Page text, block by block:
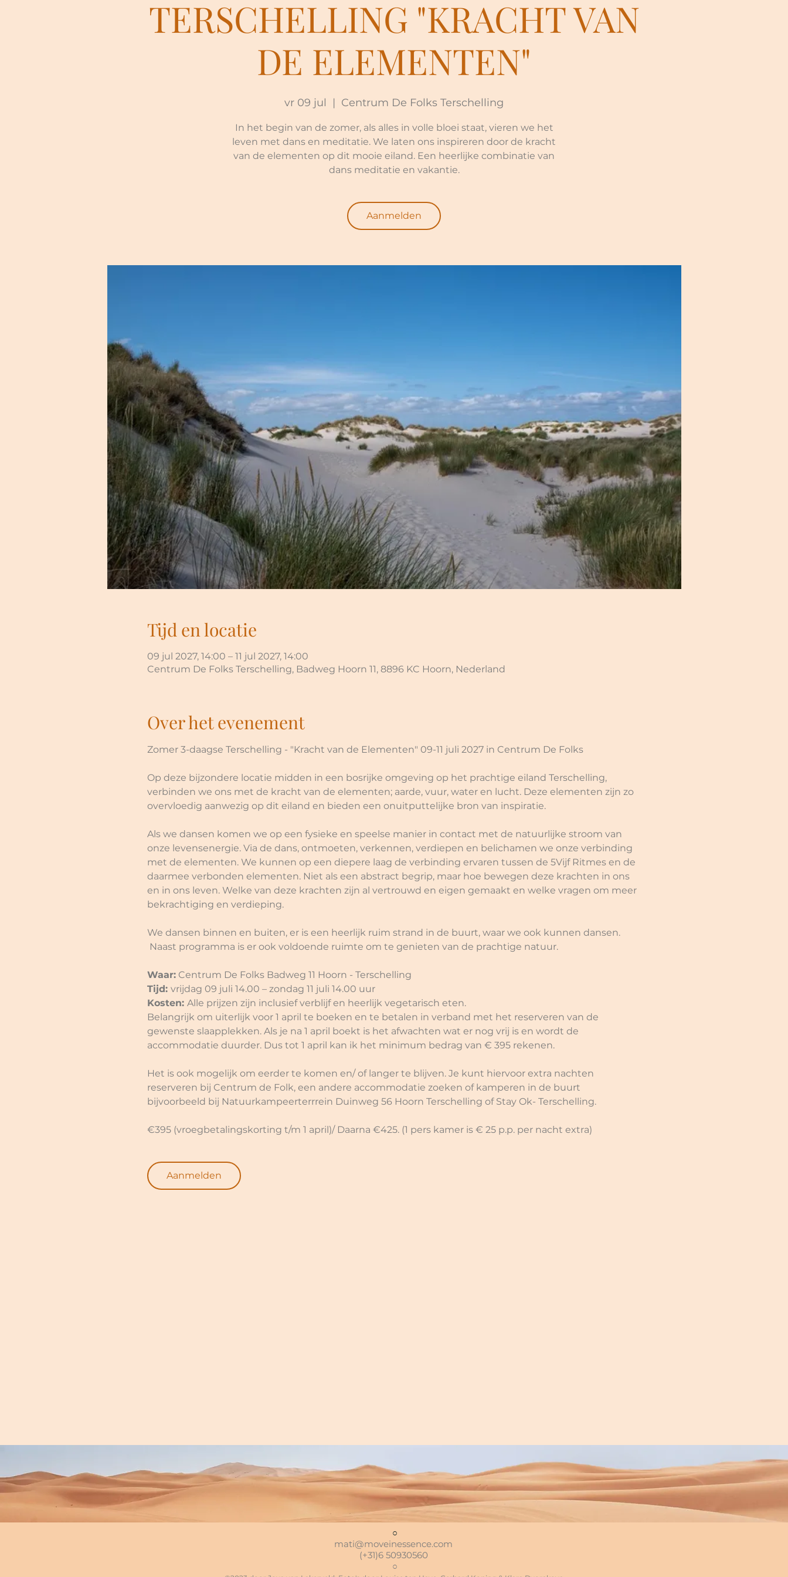
TERSCHELLING "KRACHT VAN
DE ELEMENTEN"
vr 09 jul
  |
Centrum De Folks Terschelling
In het begin van de zomer, als alles in volle bloei staat, vieren we het
leven met dans en meditatie. We laten ons inspireren door de kracht
van de elementen op dit mooie eiland. Een heerlijke combinatie van
dans meditatie en vakantie.
Aanmelden
Tijd en locatie
09 jul 2027, 14:00 – 11 jul 2027, 14:00
Centrum De Folks Terschelling, Badweg Hoorn 11, 8896 KC Hoorn, Nederland
Over het evenement
Zomer 3-daagse Terschelling - "Kracht van de Elementen" 09-11 juli 2027 in Centrum De Folks
Op deze bijzondere locatie midden in een bosrijke omgeving op het prachtige eiland Terschelling,
verbinden we ons met de kracht van de elementen; aarde, vuur, water en lucht. Deze elementen zijn zo
overvloedig aanwezig op dit eiland en bieden een onuitputtelijke bron van inspiratie.
Als we dansen komen we op een fysieke en speelse manier in contact met de natuurlijke stroom van
onze levensenergie. Via de dans, ontmoeten, verkennen, verdiepen en belichamen we onze verbinding
met de elementen. We kunnen op een diepere laag de verbinding ervaren tussen de 5Vijf Ritmes en de
daarmee verbonden elementen. Niet als een abstract begrip, maar hoe bewegen deze krachten in ons
en in ons leven. Welke van deze krachten zijn al vertrouwd en eigen gemaakt en welke vragen om meer
bekrachtiging en verdieping.
We dansen binnen en buiten, er is een heerlijk ruim strand in de buurt, waar we ook kunnen dansen.
Naast programma is er ook voldoende ruimte om te genieten van de prachtige natuur.
Waar: Centrum De Folks Badweg 11 Hoorn - Terschelling
Tijd: vrijdag 09 juli 14.00 – zondag 11 juli 14.00 uur
Kosten: Alle prijzen zijn inclusief verblijf en heerlijk vegetarisch eten.
Belangrijk om uiterlijk voor 1 april te boeken en te betalen in verband met het reserveren van de
gewenste slaapplekken. Als je na 1 april boekt is het afwachten wat er nog vrij is en wordt de
accommodatie duurder. Dus tot 1 april kan ik het minimum bedrag van € 395 rekenen.
Het is ook mogelijk om eerder te komen en/ of langer te blijven. Je kunt hiervoor extra nachten
reserveren bij Centrum de Folk, een andere accommodatie zoeken of kamperen in de buurt
bijvoorbeeld bij Natuurkampeerterrrein Duinweg 56 Hoorn Terschelling of Stay Ok- Terschelling.
€395 (vroegbetalingskorting t/m 1 april)/ Daarna €425. (1 pers kamer is € 25 p.p. per nacht extra)
Aanmelden
○
mati@moveinessence.com
(+31)6 50930560
○